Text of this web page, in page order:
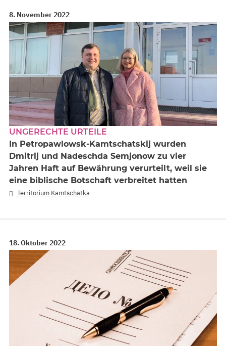
8. November 2022
UNGERECHTE URTEILE
In Petropawlowsk-Kamtschatskij wurden
Dmitrij und Nadeschda Semjonow zu vier
Jahren Haft auf Bewährung verurteilt, weil sie
eine biblische Botschaft verbreitet hatten
Territorium Kamtschatka
18. Oktober 2022